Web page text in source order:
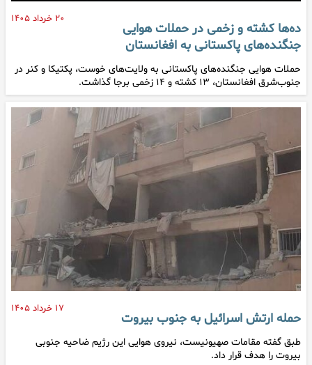
۲۰ خرداد ۱۴۰۵
ده‌ها کشته و زخمی در حملات هوایی
جنگنده‌های پاکستانی به افغانستان
حملات هوایی جنگنده‌های پاکستانی به ولایت‌های خوست، پکتیکا و کنر در
جنوب‌شرق افغانستان، ۱۳ کشته و ۱۴ زخمی برجا گذاشت.
۱۷ خرداد ۱۴۰۵
حمله ارتش اسرائیل به جنوب بیروت
طبق گفته مقامات صهیونیست، نیروی هوایی این رژیم ضاحیه جنوبی
بیروت را هدف قرار داد.